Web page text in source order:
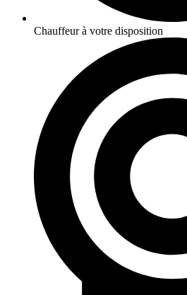
Chauffeur à votre disposition